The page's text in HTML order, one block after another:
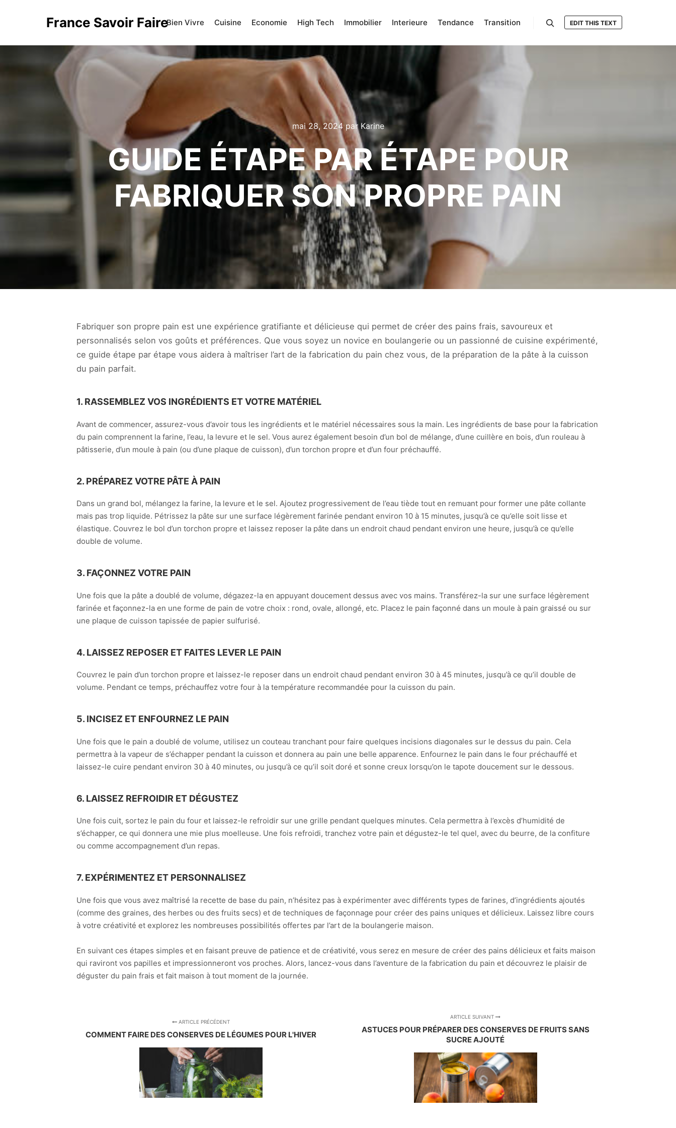
France Savoir FaireBien Vivre Cuisine Economie High Tech Immobilier Interieure Tendance Transition EDIT THIS TEXT
mai 28, 2024par Karine
GUIDE ÉTAPE PAR ÉTAPE POUR
FABRIQUER SON PROPRE PAIN
Fabriquer son propre pain est une expérience gratifiante et délicieuse qui permet de créer des pains frais, savoureux et
personnalisés selon vos goûts et préférences. Que vous soyez un novice en boulangerie ou un passionné de cuisine expérimenté,
ce guide étape par étape vous aidera à maîtriser l’art de la fabrication du pain chez vous, de la préparation de la pâte à la cuisson
du pain parfait.
1. RASSEMBLEZ VOS INGRÉDIENTS ET VOTRE MATÉRIEL
Avant de commencer, assurez-vous d’avoir tous les ingrédients et le matériel nécessaires sous la main. Les ingrédients de base pour la fabrication
du pain comprennent la farine, l’eau, la levure et le sel. Vous aurez également besoin d’un bol de mélange, d’une cuillère en bois, d’un rouleau à
pâtisserie, d’un moule à pain (ou d’une plaque de cuisson), d’un torchon propre et d’un four préchauffé.
2. PRÉPAREZ VOTRE PÂTE À PAIN
Dans un grand bol, mélangez la farine, la levure et le sel. Ajoutez progressivement de l’eau tiède tout en remuant pour former une pâte collante
mais pas trop liquide. Pétrissez la pâte sur une surface légèrement farinée pendant environ 10 à 15 minutes, jusqu’à ce qu’elle soit lisse et
élastique. Couvrez le bol d’un torchon propre et laissez reposer la pâte dans un endroit chaud pendant environ une heure, jusqu’à ce qu’elle
double de volume.
3. FAÇONNEZ VOTRE PAIN
Une fois que la pâte a doublé de volume, dégazez-la en appuyant doucement dessus avec vos mains. Transférez-la sur une surface légèrement
farinée et façonnez-la en une forme de pain de votre choix : rond, ovale, allongé, etc. Placez le pain façonné dans un moule à pain graissé ou sur
une plaque de cuisson tapissée de papier sulfurisé.
4. LAISSEZ REPOSER ET FAITES LEVER LE PAIN
Couvrez le pain d’un torchon propre et laissez-le reposer dans un endroit chaud pendant environ 30 à 45 minutes, jusqu’à ce qu’il double de
volume. Pendant ce temps, préchauffez votre four à la température recommandée pour la cuisson du pain.
5. INCISEZ ET ENFOURNEZ LE PAIN
Une fois que le pain a doublé de volume, utilisez un couteau tranchant pour faire quelques incisions diagonales sur le dessus du pain. Cela
permettra à la vapeur de s’échapper pendant la cuisson et donnera au pain une belle apparence. Enfournez le pain dans le four préchauffé et
laissez-le cuire pendant environ 30 à 40 minutes, ou jusqu’à ce qu’il soit doré et sonne creux lorsqu’on le tapote doucement sur le dessous.
6. LAISSEZ REFROIDIR ET DÉGUSTEZ
Une fois cuit, sortez le pain du four et laissez-le refroidir sur une grille pendant quelques minutes. Cela permettra à l’excès d’humidité de
s’échapper, ce qui donnera une mie plus moelleuse. Une fois refroidi, tranchez votre pain et dégustez-le tel quel, avec du beurre, de la confiture
ou comme accompagnement d’un repas.
7. EXPÉRIMENTEZ ET PERSONNALISEZ
Une fois que vous avez maîtrisé la recette de base du pain, n’hésitez pas à expérimenter avec différents types de farines, d’ingrédients ajoutés
(comme des graines, des herbes ou des fruits secs) et de techniques de façonnage pour créer des pains uniques et délicieux. Laissez libre cours
à votre créativité et explorez les nombreuses possibilités offertes par l’art de la boulangerie maison.
En suivant ces étapes simples et en faisant preuve de patience et de créativité, vous serez en mesure de créer des pains délicieux et faits maison
qui raviront vos papilles et impressionneront vos proches. Alors, lancez-vous dans l’aventure de la fabrication du pain et découvrez le plaisir de
déguster du pain frais et fait maison à tout moment de la journée.
ARTICLE PRÉCÉDENT
COMMENT FAIRE DES CONSERVES DE LÉGUMES POUR L'HIVER
ARTICLE SUIVANT
ASTUCES POUR PRÉPARER DES CONSERVES DE FRUITS SANS
SUCRE AJOUTÉ